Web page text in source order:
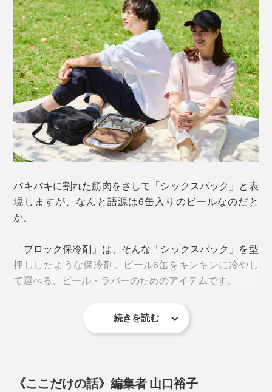
バキバキに割れた筋肉をさして「シックスパック」と表
現しますが、なんと語源は6缶入りのビールなのだと
か。
「ブロック保冷剤」は、そんな「シックスパック」を型
押ししたような保冷剤。ビール6缶をキンキンに冷やし
て運べる、ビール・ラバーのためのアイテムです。
続きを読む
《ここだけの話》編集者 山口裕子